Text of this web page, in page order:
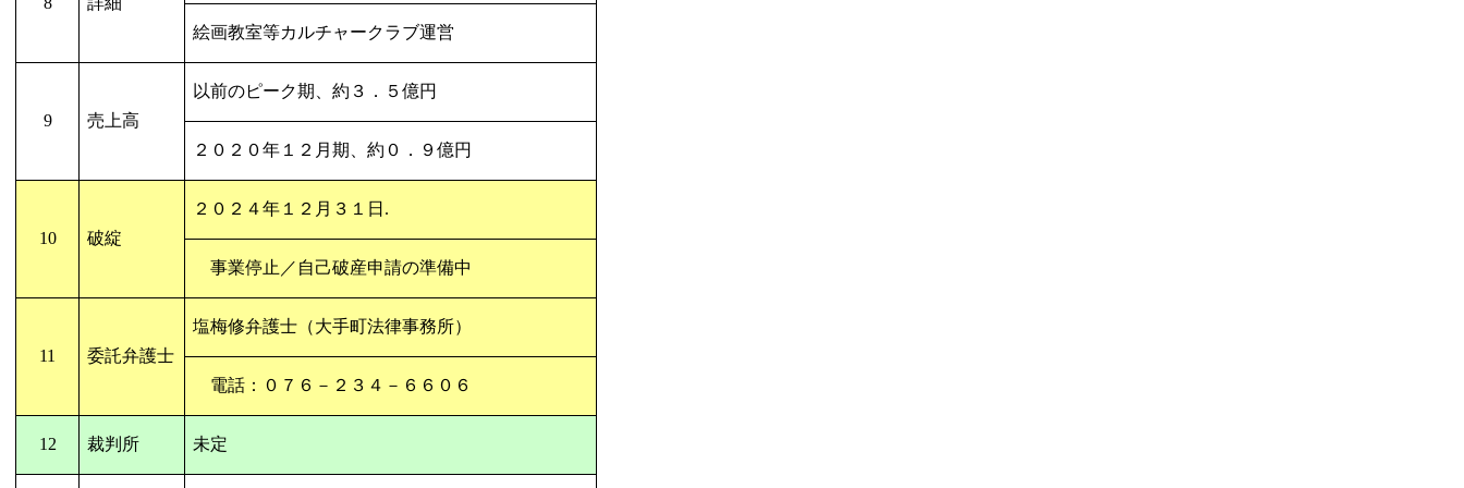
絵画教室等カルチャークラブ運営
9 売上高
以前のピーク期、約３．５億円
２０２０年１２月期、約０．９億円
10 破綻
２０２４年１２月３１日 .
事業停止／自己破産申請の準備中
11 委託弁護士
塩梅修弁護士（大手町法律事務所）
電話：０７６－２３４－６６０６
12 裁判所 未定